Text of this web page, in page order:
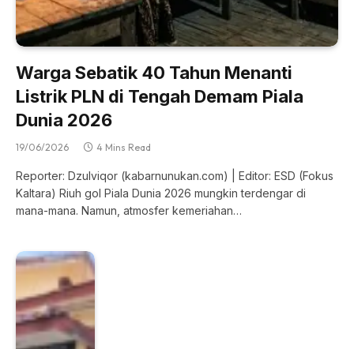
Warga Sebatik 40 Tahun Menanti
Listrik PLN di Tengah Demam Piala
Dunia 2026
19/06/2026 4 Mins Read
Reporter: Dzulviqor (kabarnunukan.com) | Editor: ESD (Fokus
Kaltara) Riuh gol Piala Dunia 2026 mungkin terdengar di
mana-mana. Namun, atmosfer kemeriahan…